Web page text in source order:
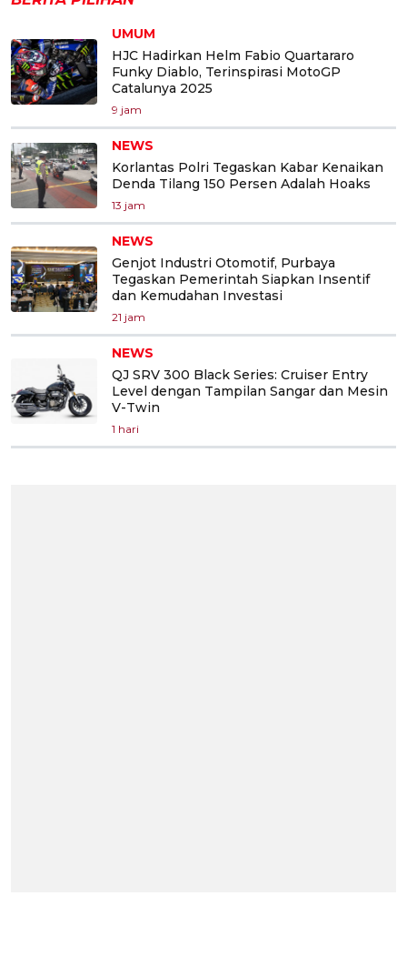
UMUM
HJC Hadirkan Helm Fabio Quartararo
Funky Diablo, Terinspirasi MotoGP
Catalunya 2025
9 jam
NEWS
Korlantas Polri Tegaskan Kabar Kenaikan
Denda Tilang 150 Persen Adalah Hoaks
13 jam
NEWS
Genjot Industri Otomotif, Purbaya
Tegaskan Pemerintah Siapkan Insentif
dan Kemudahan Investasi
21 jam
NEWS
QJ SRV 300 Black Series: Cruiser Entry
Level dengan Tampilan Sangar dan Mesin
V-Twin
1 hari